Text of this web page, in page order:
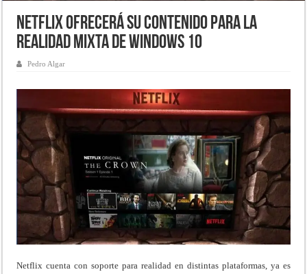
Netflix ofrecerá su contenido para la
Realidad Mixta de Windows 10
Pedro Algar
Netflix cuenta con soporte para realidad en distintas plataformas, ya es